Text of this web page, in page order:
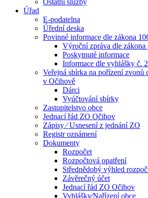
Ostatní služby
Úřad
E-podatelna
Úřední deska
Povinné informace dle zákona
Výroční zpráva dle zákona
Poskytnuté informace
Informace dle vyhlášky č.
Veřejná sbírka na pořízení zvonů
v Očihově
Dárci
Vyúčtování sbírky
Zastupitelstvo obce
Jednací řád ZO Očihov
Zápisy ⁄ Usnesení z jednání ZO
Registr oznámení
Dokumenty
Rozpočet
Rozpočtová opatření
Střednědobý výhled
Závěrečný účet
Jednací řád ZO Očihov
Vyhlášky⁄Nařízení obce